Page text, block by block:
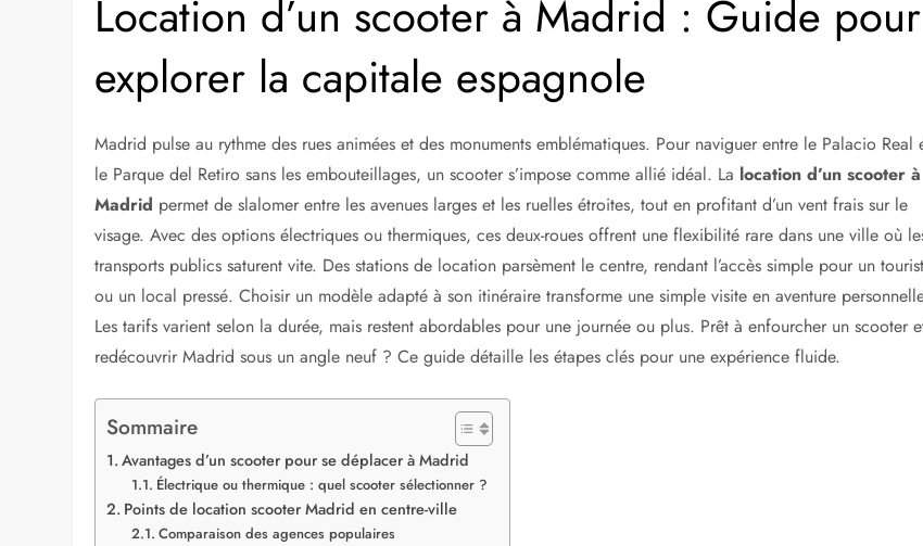
3 octobre 2025
Location d’un scooter à Madrid : Guide pour
explorer la capitale espagnole
Madrid pulse au rythme des rues animées et des monuments emblématiques. Pour naviguer entre le Palacio Real et
le Parque del Retiro sans les embouteillages, un scooter s’impose comme allié idéal. La
Madrid permet de slalomer entre les avenues larges et les ruelles étroites, tout en profitant d’un vent frais sur le